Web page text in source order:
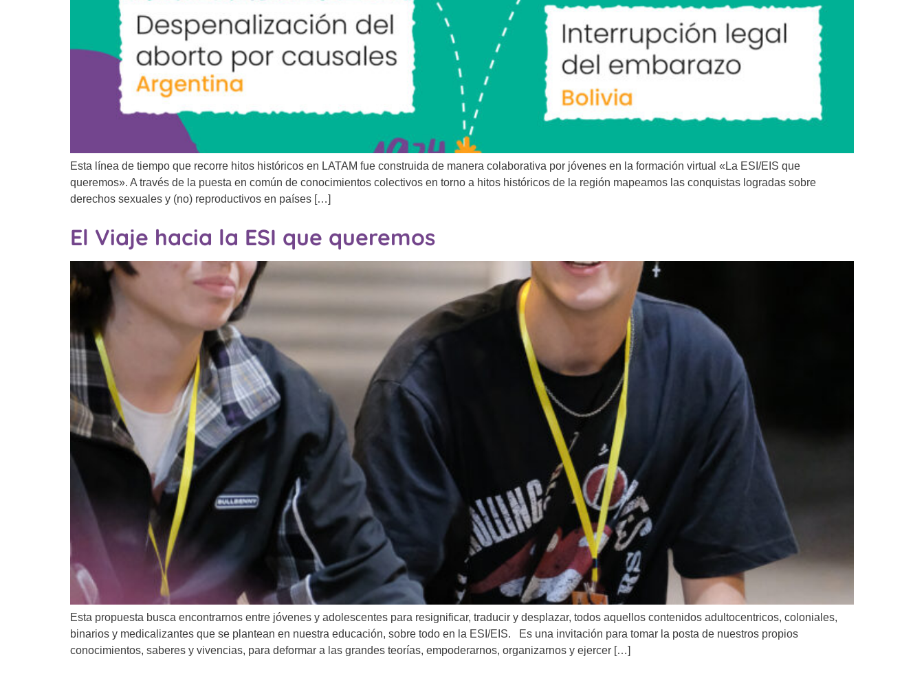
Esta línea de tiempo que recorre hitos históricos en LATAM fue construida de manera colaborativa por jóvenes en la formación virtual «La ESI/EIS que
queremos». A través de la puesta en común de conocimientos colectivos en torno a hitos históricos de la región mapeamos las conquistas logradas sobre
derechos sexuales y (no) reproductivos en países […]
El Viaje hacia la ESI que queremos
Esta propuesta busca encontrarnos entre jóvenes y adolescentes para resignificar, traducir y desplazar, todos aquellos contenidos adultocentricos, coloniales,
binarios y medicalizantes que se plantean en nuestra educación, sobre todo en la ESI/EIS. Es una invitación para tomar la posta de nuestros propios
conocimientos, saberes y vivencias, para deformar a las grandes teorías, empoderarnos, organizarnos y ejercer […]